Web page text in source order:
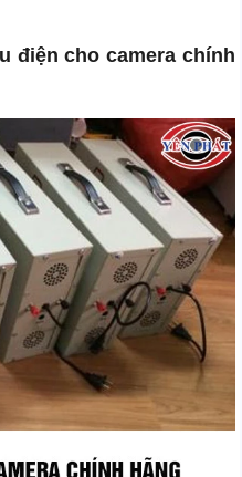
điện cho camera chính